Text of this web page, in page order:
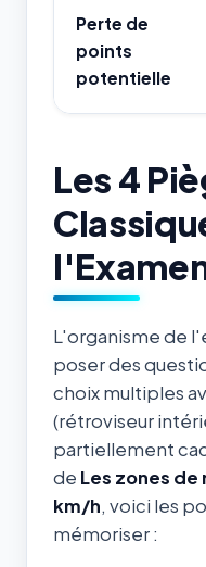
Perte de
points
potentielle
Les 4
L'organisme de
poser des
choix multiples
(rétroviseur
partiellement
de Les zones
km/h, voici les
mémoriser :